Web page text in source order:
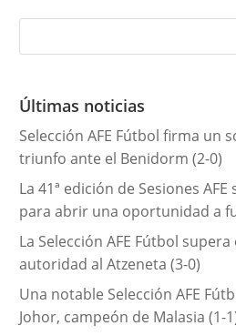
g
r
a
s
Últimas noticias
Selección AFE Fútbol firma un
triunfo ante el Benidorm (2-0)
La 41ª edición de Sesiones
para abrir una oportunidad a
La Selección AFE Fútbol
autoridad al Atzeneta (3-0)
Una notable Selección AFE
Johor, campeón de Malasia (1-